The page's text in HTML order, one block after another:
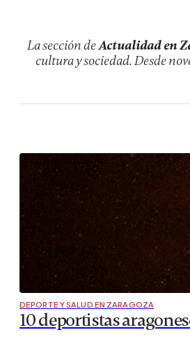
La sección deActualidad en
cultura y sociedad. Desde
DEPORTE Y SALUD EN ZARAGOZA
10 deportistas